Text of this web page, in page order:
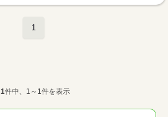
1
1件中、1～1件を表示